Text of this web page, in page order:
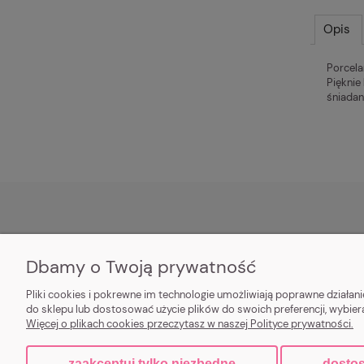
Opis
Facebook
Instagram
Kontakt
Dbamy o Twoją prywatność
Pliki cookies i pokrewne im technologie umożliwiają poprawne
do sklepu lub dostosować użycie plików do swoich preferencji,
Więcej o plikach cookies przeczytasz w naszej Polityce prywatności.